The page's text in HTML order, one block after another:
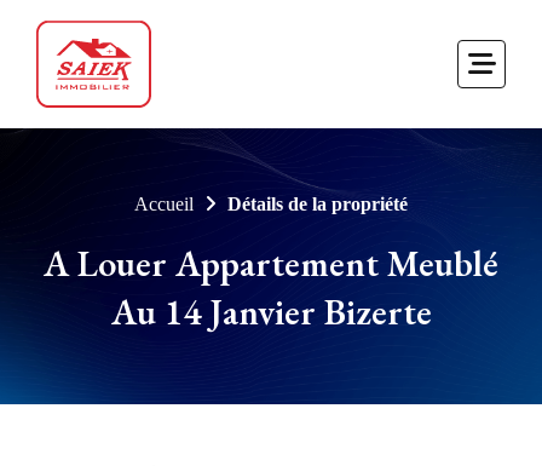
Accueil Détails de la propriété
A Louer Appartement Meublé
Au 14 Janvier Bizerte